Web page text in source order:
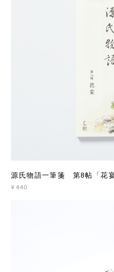
源氏物語一筆箋 第8帖「花
¥440